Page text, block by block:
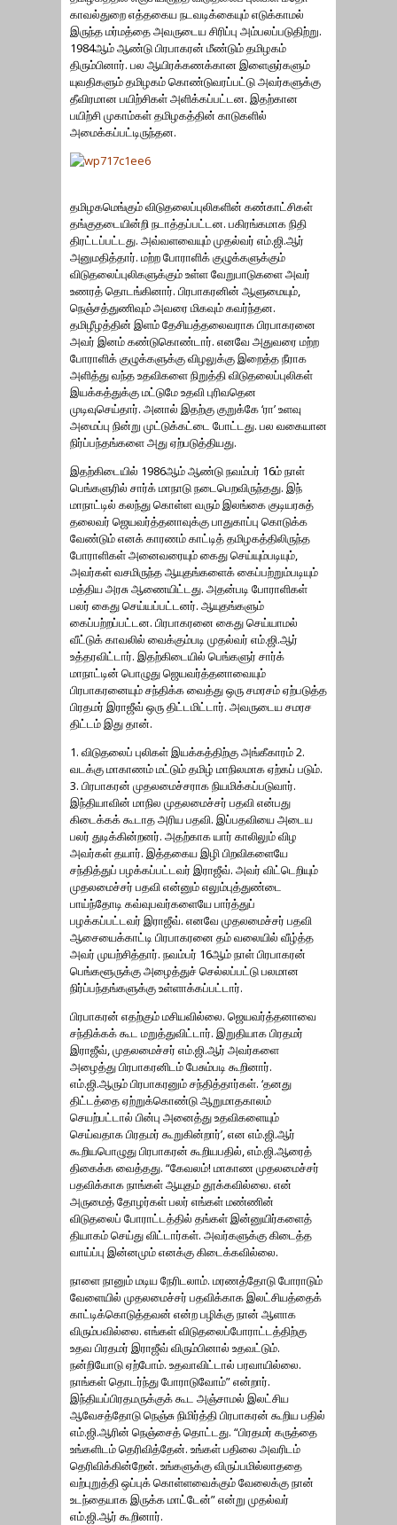
காவல்துறை எத்தகைய நடவடிக்கையும் எடுக்காமல்
இருந்த மர்மத்தை அவருடைய சிரிப்பு அம்பலப்படுதிற்று.
1984ஆம் ஆண்டு பிரபாகரன் மீண்டும் தமிழகம்
திரும்பினார். பல ஆயிரக்கணக்கான இளைஞர்களும்
யுவதிகளும் தமிழகம் கொண்டுவரப்பட்டு அவர்களுக்கு
தீவிரமான பயிற்சிகள் அளிக்கப்பட்டன. இதற்கான
பயிற்சி முகாம்கள் தமிழகத்தின் காடுகளில்
அமைக்கப்பட்டிருந்தன.
தமிழகமெங்கும் விடுதலைப்புலிகளின் கண்காட்சிகள்
தங்குதடையின்றி நடாத்தப்பட்டன. பகிரங்கமாக நிதி
திரட்டப்பட்டது. அவ்வளவையும் முதல்வர் எம்.ஜி.ஆர்
அனுமதித்தார். மற்ற போராளிக் குழுக்களுக்கும்
விடுதலைப்புலிகளுக்கும் உள்ள வேறுபாடுகளை அவர்
உணரத் தொடங்கினார். பிரபாகரனின் ஆளுமையும்,
நெஞ்சத்துணிவும் அவரை மிகவும் கவர்ந்தன.
தமிழீழத்தின் இளம் தேசியத்தலைவராக பிரபாகரனை
அவர் இனம் கண்டுகொண்டார். எனவே அதுவரை மற்ற
போராளிக் குழுக்களுக்கு விழலுக்கு இறைத்த நீராக
அளித்து வந்த உதவிகளை நிறுத்தி விடுதலைப்புலிகள்
இயக்கத்துக்கு மட்டுமே உதவி புரிவதென
முடிவுசெய்தார். அனால் இதற்கு குறுக்கே ‘ரா’ உளவு
அமைப்பு நின்று முட்டுக்கட்டை போட்டது. பல வகையான
நிர்ப்பந்தங்களை அது ஏற்படுத்தியது.
இதற்கிடையில் 1986ஆம் ஆண்டு நவம்பர் 16ம் நாள்
பெங்களுரில் சார்க் மாநாடு நடைபெறவிருந்தது. இந்
மாநாட்டில் கலந்து கொள்ள வரும் இலங்கை குடியரசுத்
தலைவர் ஜெயவர்த்தனாவுக்கு பாதுகாப்பு கொடுக்க
வேண்டும் எனக் காரணம் காட்டித் தமிழகத்திலிருந்த
போராளிகள் அனைவரையும் கைது செய்யும்படியும்,
அவர்கள் வசமிருந்த ஆயுதங்களைக் கைப்பற்றும்படியும்
மத்திய அரசு ஆணையிட்டது. அதன்படி போராளிகள்
பலர் கைது செய்யப்பட்டனர். ஆயுதங்களும்
கைப்பற்றப்பட்டன. பிரபாகரனை கைது செய்யாமல்
வீட்டுக் காவலில் வைக்கும்படி முதல்வர் எம்.ஜி.ஆர்
உத்தரவிட்டார். இதற்கிடையில் பெங்களுர் சார்க்
மாநாட்டின் பொழுது ஜெயவர்த்தனாவையும்
பிரபாகரனையும் சந்திக்க வைத்து ஒரு சமரசம் ஏற்படுத்த
பிரதமர் இராஜீவ் ஒரு திட்டமிட்டார். அவருடைய சமரச
திட்டம் இது தான்.
1. விடுதலைப் புலிகள் இயக்கத்திற்கு அங்கீகாரம் 2.
வடக்கு மாகாணம் மட்டும் தமிழ் மாநிலமாக ஏற்கப் படும்.
3. பிரபாகரன் முதலமைச்சராக நியமிக்கப்படுவார்.
இந்தியாவின் மாநில முதலமைச்சர் பதவி என்பது
கிடைக்கக் கூடாத அரிய பதவி. இப்பதவியை அடைய
பலர் துடிக்கின்றனர். அதற்காக யார் காலிலும் விழ
அவர்கள் தயார். இத்தகைய இழி பிறவிகளையே
சந்தித்துப் பழக்கப்பட்டவர் இராஜீவ். அவர் விட்டெறியும்
முதலமைச்சர் பதவி என்னும் எலும்புத்துண்டை
பாய்ந்தோடி கவ்வுபவர்களையே பார்த்துப்
பழக்கப்பட்டவர் இராஜீவ். எனவே முதலமைச்சர் பதவி
ஆசையைக்காட்டி பிரபாகரனை தம் வலையில் வீழ்த்த
அவர் முயற்சித்தார். நவம்பர் 16ஆம் நாள் பிரபாகரன்
பெங்களூருக்கு அழைத்துச் செல்லப்பட்டு பலமான
நிர்ப்பந்தங்களுக்கு உள்ளாக்கப்பட்டார்.
பிரபாகரன் எதற்கும் மசியவில்லை. ஜெயவர்த்தனாவை
சந்திக்கக் கூட மறுத்துவிட்டார். இறுதியாக பிரதமர்
இராஜீவ், முதலமைச்சர் எம்.ஜி.ஆர் அவர்களை
அழைத்து பிரபாகரனிடம் பேசும்படி கூறினார்.
எம்.ஜி.ஆரும் பிரபாகரனும் சந்தித்தார்கள். ‘தனது
திட்டத்தை ஏற்றுக்கொண்டு ஆறுமாதகாலம்
செயற்பட்டால் பின்பு அனைத்து உதவிகளையும்
செய்வதாக பிரதமர் கூறுகின்றார்’, என எம்.ஜி.ஆர்
கூறியபொழுது பிரபாகரன் கூறியபதில், எம்.ஜி.ஆரைத்
திகைக்க வைத்தது. “கேவலம்! மாகாண முதலமைச்சர்
பதவிக்காக நாங்கள் ஆயுதம் தூக்கவில்லை. என்
அருமைத் தோழர்கள் பலர் எங்கள் மண்ணின்
விடுதலைப் போராட்டத்தில் தங்கள் இன்னுயிர்களைத்
தியாகம் செய்து விட்டார்கள். அவர்களுக்கு கிடைத்த
வாய்ப்பு இன்னமும் எனக்கு கிடைக்கவில்லை.
நாளை நானும் மடிய நேரிடலாம். மரணத்தோடு போராடும்
வேளையில் முதலமைச்சர் பதவிக்காக இலட்சியத்தைக்
காட்டிக்கொடுத்தவன் என்ற பழிக்கு நான் ஆளாக
விரும்பவில்லை. எங்கள் விடுதலைப்போராட்டத்திற்கு
உதவ பிரதமர் இராஜீவ் விரும்பினால் உதவட்டும்.
நன்றியோடு ஏற்போம். உதவாவிட்டால் பரவாயில்லை.
நாங்கள் தொடர்ந்து போராடுவோம்” என்றார்.
இந்தியப்பிரதமருக்குக் கூட அஞ்சாமல் இலட்சிய
ஆவேசத்தோடு நெஞ்சு நிமிர்த்தி பிரபாகரன் கூறிய பதில்
எம்.ஜி.ஆரின் நெஞ்சைத் தொட்டது. “பிரதமர் கருத்தை
உங்களிடம் தெரிவித்தேன். உங்கள் பதிலை அவரிடம்
தெரிவிக்கின்றேன். உங்களுக்கு விருப்பமில்லாததை
வற்புறுத்தி ஒப்புக் கொள்ளவைக்கும் வேலைக்கு நான்
உடந்தையாக இருக்க மாட்டேன்” என்று முதல்வர்
எம்.ஜி.ஆர் கூறினார்.